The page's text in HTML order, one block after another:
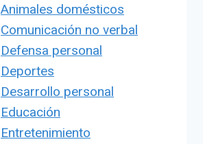
Animales domésticos
Comunicación no verbal
Defensa personal
Deportes
Desarrollo personal
Educación
Entretenimiento